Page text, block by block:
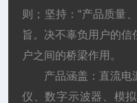
则；坚持：“产品质量
旨。决不辜负用户的
户之间的桥梁作用。
产品涵盖：直流电
仪、数字示波器、模